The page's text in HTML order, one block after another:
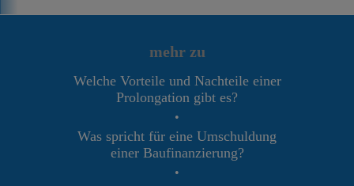
mehr zu
Welche Vorteile und Nachteile einer
Prolongation gibt es?
•
Was spricht für eine Umschuldung
einer Baufinanzierung?
•